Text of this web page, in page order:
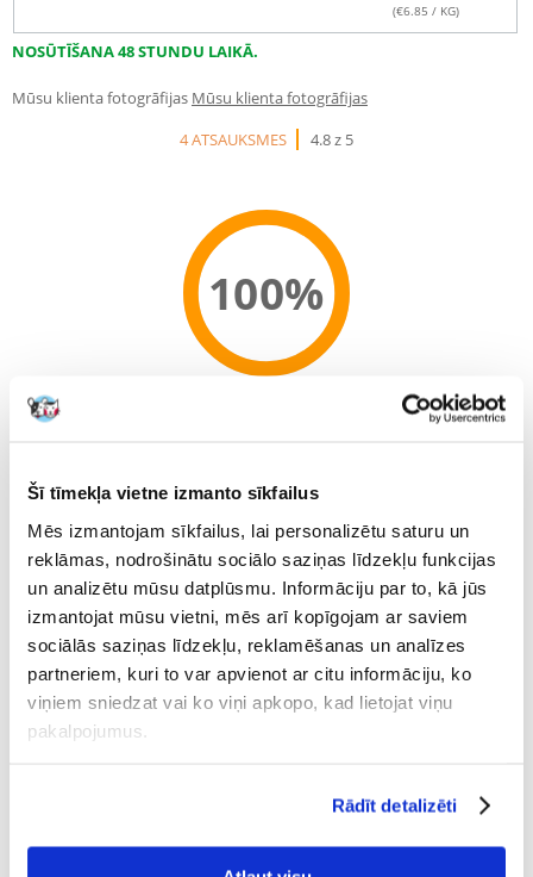
Šī tīmekļa vietne izmanto sīkfailus
Mēs izmantojam sīkfailus, lai personalizētu saturu un
reklāmas, nodrošinātu sociālo saziņas līdzekļu funkcijas
un analizētu mūsu datplūsmu. Informāciju par to, kā jūs
izmantojat mūsu vietni, mēs arī kopīgojam ar saviem
sociālās saziņas līdzekļu, reklamēšanas un analīzes
partneriem, kuri to var apvienot ar citu informāciju, ko
viņiem sniedzat vai ko viņi apkopo, kad lietojat viņu
pakalpojumus.
Rādīt detalizēti
(€6.85 / KG)
NOSŪTĪŠANA 48 STUNDU LAIKĀ.
Mūsu klienta fotogrāfijas Mūsu klienta fotogrāfijas
4 ATSAUKSMES
4.8 z 5
100%
Recommend
Raksturojums
Parametri
IEPAKOJUMA SVARS
(KG):
3
MĀJDZĪVNIEKA
IZMĒRS:
Mazās šķirnes